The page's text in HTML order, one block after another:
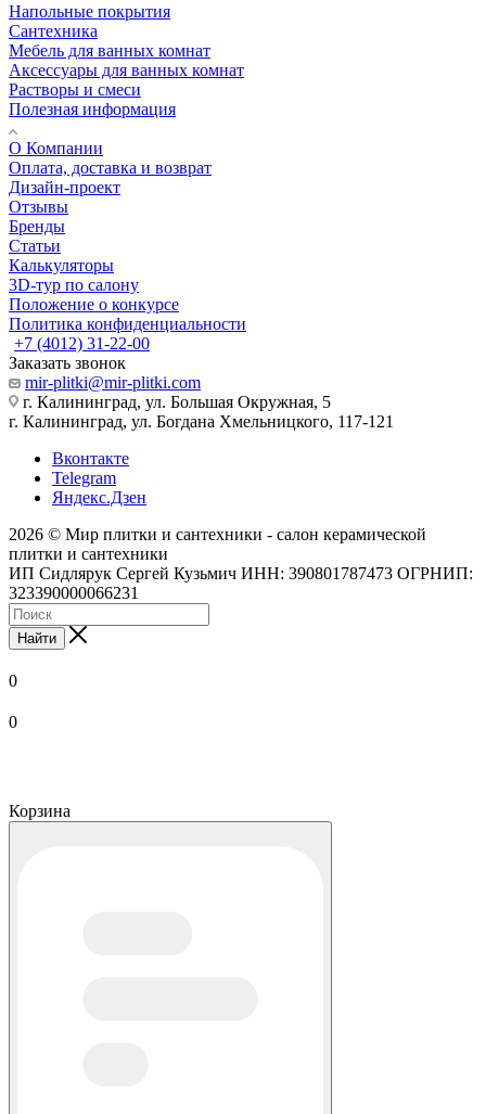
Напольные покрытия
Сантехника
Мебель для ванных комнат
Аксессуары для ванных комнат
Растворы и смеси
Полезная информация
О Компании
Оплата, доставка и возврат
Дизайн-проект
Отзывы
Бренды
Статьи
Калькуляторы
3D-тур по салону
Положение о конкурсе
Политика конфиденциальности
+7 (4012) 31-22-00
Заказать звонок
mir-plitki@mir-plitki.com
г. Калининград, ул. Большая Окружная, 5
г. Калининград, ул. Богдана Хмельницкого, 117-121
Вконтакте
Telegram
Яндекс.Дзен
2026 © Мир плитки и сантехники - салон керамической
плитки и сантехники
ИП Сидлярук Сергей Кузьмич ИНН: 390801787473 ОГРНИП:
323390000066231
Найти
0
0
Корзина